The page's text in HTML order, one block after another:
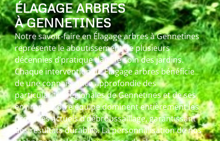
ÉLAGAGE ARBRES
À GENNETINES
Notre savoir-faire en Élagage arbres à Gennetines
représente le aboutissement de plusieurs
décennies d’pratique dans le soin des jardins.
Chaque intervention de Élagage arbres bénéficie
de une connaissance approfondie des
particularités régionales de Gennetines et de ses
environs. Notre équipe dominent entièrement les
procédés actuels d’débroussaillage, garantissant
des résultats durables. La personnalisation de nos